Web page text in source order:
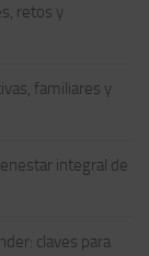
retos y
familiares y
integral de
claves para